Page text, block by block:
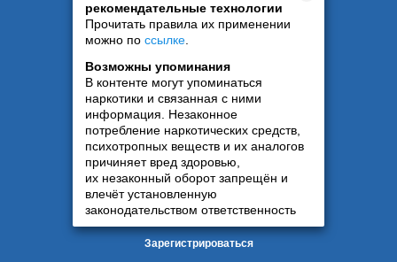
рекомендательные технологии
Прочитать правила их применении
можно по ссылке
Возможны упоминания
В контенте могут упоминаться
наркотики и связанная с ними
информация. Незаконное
потребление наркотических средств,
психотропных веществ и их аналогов
причиняет вред здоровью,
их незаконный оборот запрещён и
влечёт установленную
законодательством ответственность
Зарегистрироваться